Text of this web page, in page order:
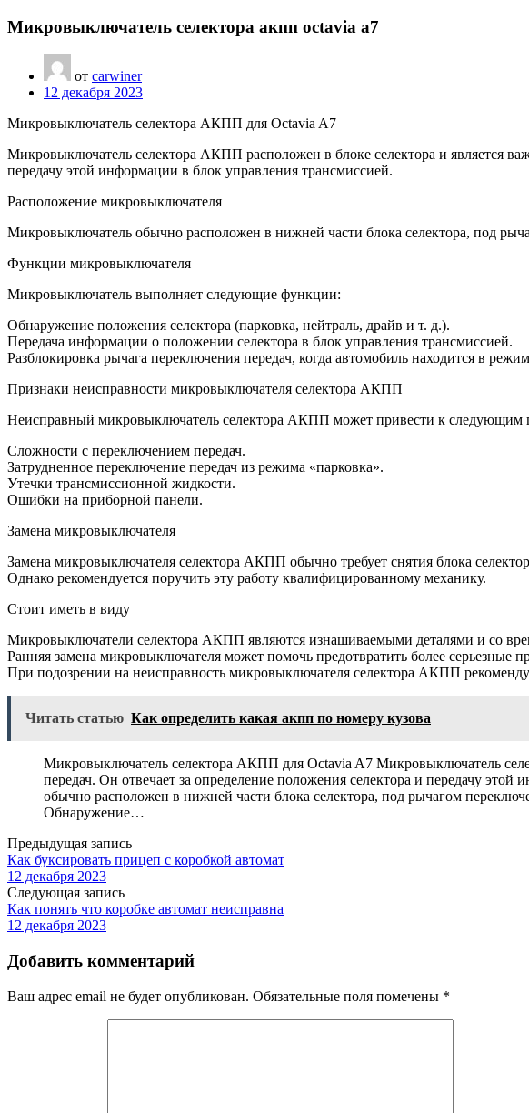
Микровыключатель селектора акпп octavia a7
от carwiner
12 декабря 2023
Микровыключатель селектора АКПП для Octavia A7
Микровыключатель селектора АКПП расположен в блоке селектора и является
передачу этой информации в блок управления трансмиссией.
Расположение микровыключателя
Микровыключатель обычно расположен в нижней части блока селектора, под
Функции микровыключателя
Микровыключатель выполняет следующие функции:
Обнаружение положения селектора (парковка, нейтраль, драйв и т. д.).
Передача информации о положении селектора в блок управления трансмиссией.
Разблокировка рычага переключения передач, когда автомобиль находится в
Признаки неисправности микровыключателя селектора АКПП
Неисправный микровыключатель селектора АКПП может привести к следующим
Сложности с переключением передач.
Затрудненное переключение передач из режима «парковка».
Утечки трансмиссионной жидкости.
Ошибки на приборной панели.
Замена микровыключателя
Замена микровыключателя селектора АКПП обычно требует снятия блока
Однако рекомендуется поручить эту работу квалифицированному механику.
Стоит иметь в виду
Микровыключатели селектора АКПП являются изнашиваемыми деталями и со
Ранняя замена микровыключателя может помочь предотвратить более серьезные
При подозрении на неисправность микровыключателя селектора АКПП
Читать статью Как определить какая акпп по номеру кузова
Микровыключатель селектора АКПП для Octavia A7 Микровыключатель
передач. Он отвечает за определение положения селектора и передачу
обычно расположен в нижней части блока селектора, под рычагом
Обнаружение…
Предыдущая запись
Как буксировать прицеп с коробкой автомат
12 декабря 2023
Следующая запись
Как понять что коробке автомат неисправна
12 декабря 2023
Добавить комментарий
Ваш адрес email не будет опубликован. Обязательные поля помечены *